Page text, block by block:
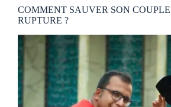
COMMENT SAUVER SON COUPLE
RUPTURE ?